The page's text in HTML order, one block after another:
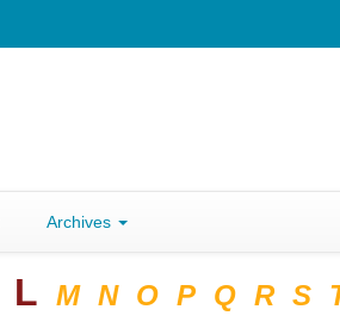
Archives
L M N O P Q R S